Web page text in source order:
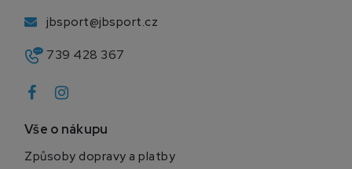
jbsport@jbsport.cz
739 428 367
Vše o nákupu
Způsoby dopravy a platby